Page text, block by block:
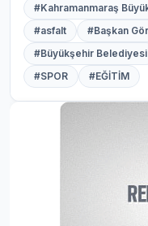
#Kahramanmaraş
#asfalt
#Başkan
#Büyükşehir Belediyesi
#SPOR
#EĞİTİM